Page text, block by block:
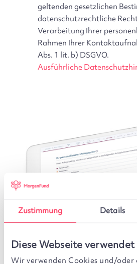
Zustimmung Details
Diese Webseite verwendet
Wir verwenden Cookies und/oder
geltenden gesetzlichen
datenschutzrechtliche
Verarbeitung Ihrer
Rahmen Ihrer
Abs. 1 lit. b) DSGVO.
Ausführliche